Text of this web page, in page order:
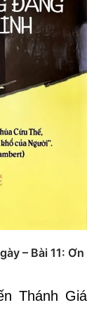
– Bài 11: Ơn
Thánh Giá